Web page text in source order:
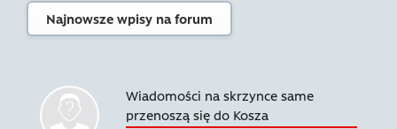
Najnowsze wpisy na forum
Wiadomości na skrzynce same
przenoszą się do Kosza